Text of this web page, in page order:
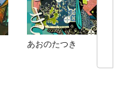
あおのたつき